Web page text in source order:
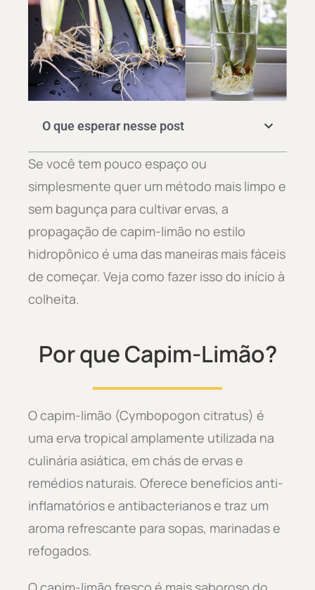
O que esperar nesse post
Se você tem pouco espaço ou
simplesmente quer um método mais limpo e
sem bagunça para cultivar ervas, a
propagação de capim-limão no estilo
hidropônico é uma das maneiras mais fáceis
de começar. Veja como fazer isso do início à
colheita.
Por que Capim-Limão?
O capim-limão (Cymbopogon citratus) é
uma erva tropical amplamente utilizada na
culinária asiática, em chás de ervas e
remédios naturais. Oferece benefícios anti-
inflamatórios e antibacterianos e traz um
aroma refrescante para sopas, marinadas e
refogados.